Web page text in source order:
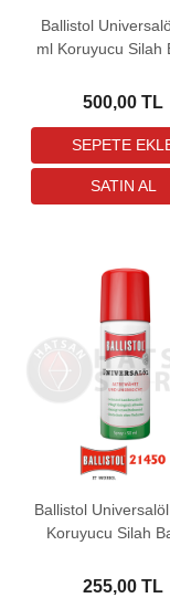
Ballistol
ml Koruyucu Silah
500,00 TL
Ballistol
Koruyucu Silah
255,00 TL